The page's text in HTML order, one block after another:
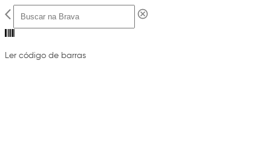
Ler código de barras